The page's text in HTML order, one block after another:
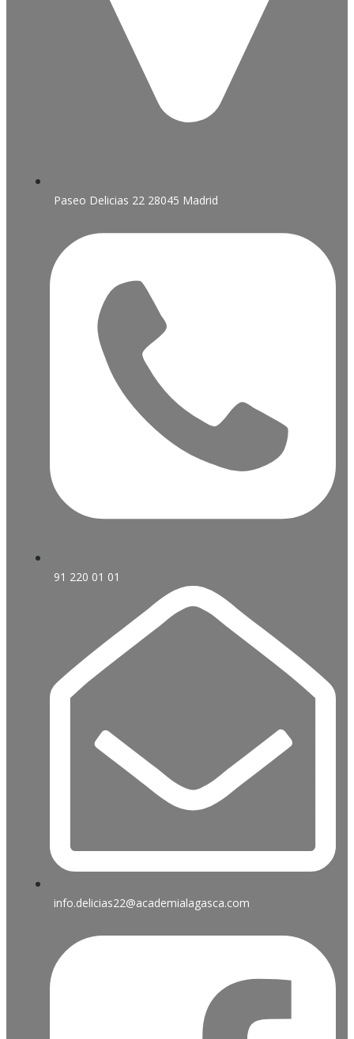
Paseo Delicias 22 28045 Madrid
91 220 01 01
info.delicias22@academialagasca.com